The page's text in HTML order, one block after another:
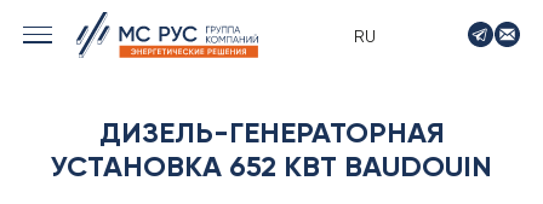
RU
› ЭНЕРГЕТИКА
› ЛОГИСТИКА
ДИЗЕЛЬ-ГЕНЕРАТОРНАЯ
УСТАНОВКА 652 КВТ BAUDOUIN